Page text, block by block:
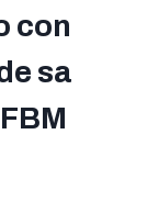
con
sa